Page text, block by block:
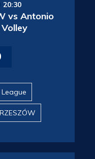
20:30
vs Antonio